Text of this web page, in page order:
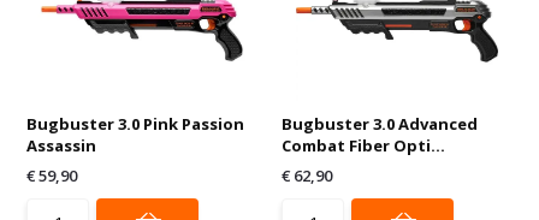
Bugbuster 3.0 Pink Passion
Assassin
€ 59,90
Bugbuster 3.0 Advanced
Combat Fiber Opti...
€ 62,90